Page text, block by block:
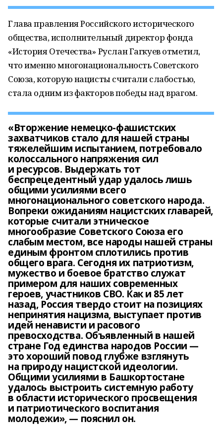
Глава правления Российского исторического
общества, исполнительный директор фонда
«История Отечества» Руслан Гагкуев отметил,
что именно многонациональность Советского
Союза, которую нацисты считали слабостью,
стала одним из факторов победы над врагом.
«Вторжение немецко-фашистских
захватчиков стало для нашей страны
тяжелейшим испытанием, потребовало
колоссального напряжения сил
и ресурсов. Выдержать тот
беспрецедентный удар удалось лишь
общими усилиями всего
многонационального советского народа.
Вопреки ожиданиям нацистских главарей,
которые считали этническое
многообразие Советского Союза его
слабым местом, все народы нашей страны
единым фронтом сплотились против
общего врага. Сегодня их патриотизм,
мужество и боевое братство служат
примером для наших современных
героев, участников СВО. Как и 85 лет
назад, Россия твердо стоит на позициях
непринятия нацизма, выступает против
идей ненависти и расового
превосходства. Объявленный в нашей
стране Год единства народов России —
это хороший повод глубже взглянуть
на природу нацистской идеологии.
Общими усилиями в Башкортостане
удалось выстроить системную работу
в области исторического просвещения
и патриотического воспитания
молодежи», — пояснил он.